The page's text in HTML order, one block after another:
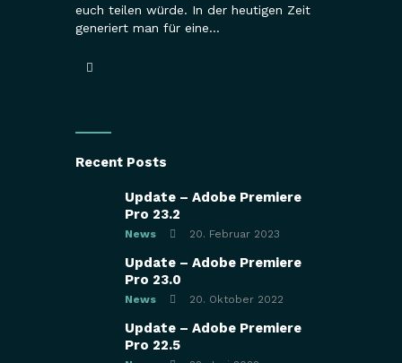
euch teilen würde. In der heutigen Zeit
generiert man für eine…
Recent Posts
Update – Adobe Premiere
Pro 23.2
News 20. Februar 2023
Update – Adobe Premiere
Pro 23.0
News 20. Oktober 2022
Update – Adobe Premiere
Pro 22.5